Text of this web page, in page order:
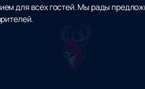
для всех гостей. Мы рады